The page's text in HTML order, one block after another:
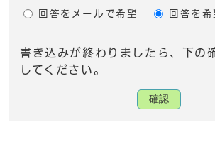
回答をメールで希望 回答を
書き込みが終わりましたら、下の
してください。
確認